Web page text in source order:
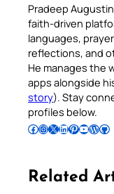
Pradeep
faith-driven
languages,
reflections, and
He manages the
apps alongside
story). Stay
profiles below.
Follow Pradeep on Facebook Follow Pradeep on InstagramFollow Pradeep on X Follow Pradeep on LinkedIn Follow Pradeep on Pinterest Subscribe to Pradeep’s Youtube Channel Follow Pradeep on WordPress Follow Pradeep on GitHub
Related